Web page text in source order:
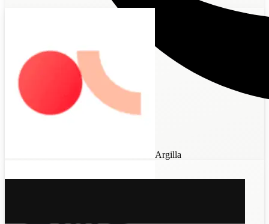
Argilla